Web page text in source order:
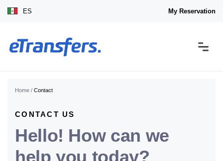
ES My Reservation
Home / Contact
CONTACT US
Hello! How can we
help you today?